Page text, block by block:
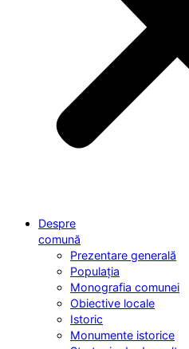
Despre
comună
Prezentare generală
Populația
Monografia comunei
Obiective locale
Istoric
Monumente istorice